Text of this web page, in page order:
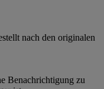
nach den originalen
Benachrichtigung zu